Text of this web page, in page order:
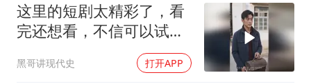
这里的短剧太精彩了，看
完还想看，不信可以试
黑哥讲现代史 打开APP